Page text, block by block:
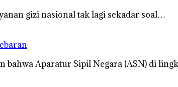
gizi nasional tak lagi sekadar soal…
bahwa Aparatur Sipil Negara (ASN) di